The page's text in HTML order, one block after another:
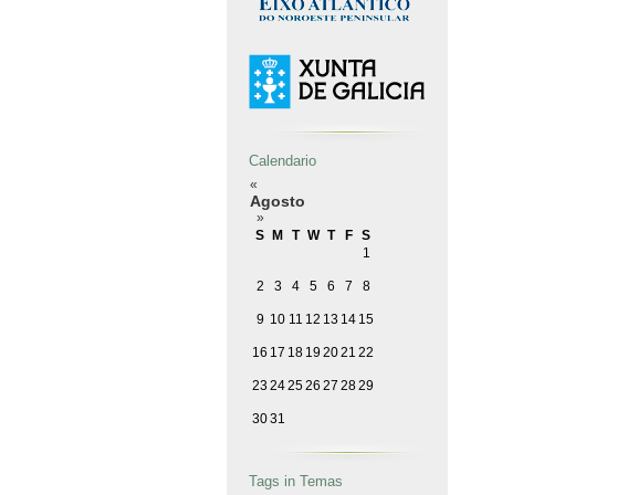
Calendario
«
Agosto
»
S
M T W T F
S
1
2 3 4 5 6 7 8
9 10 11 12 13 14 15
16 17 18 19 2021 22
23 242526 27 2829
3031
Tags in Temas